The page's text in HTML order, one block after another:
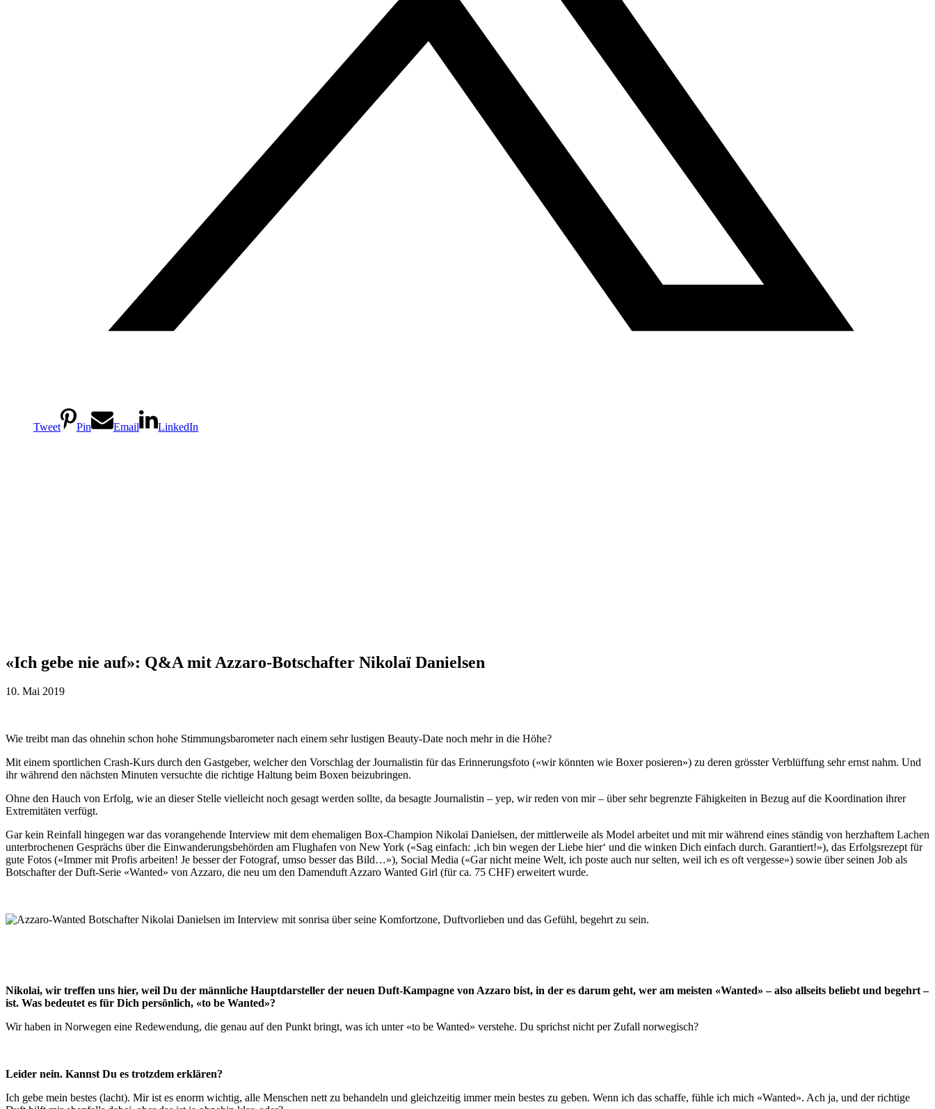
Tweet Pin Email LinkedIn
«Ich gebe nie auf»: Q&A mit Azzaro-Botschafter Nikolaï Danielsen
10. Mai 2019
Wie treibt man das ohnehin schon hohe Stimmungsbarometer nach einem sehr lustigen Beauty-Date noch mehr in die Höhe?
Mit einem sportlichen Crash-Kurs durch den Gastgeber, welcher den Vorschlag der Journalistin für das Erinnerungsfoto («wir könnten wie Boxer posieren») zu deren grösster Verblüffung sehr ernst nahm. Und
ihr während den nächsten Minuten versuchte die richtige Haltung beim Boxen beizubringen.
Ohne den Hauch von Erfolg, wie an dieser Stelle vielleicht noch gesagt werden sollte, da besagte Journalistin – yep, wir reden von mir – über sehr begrenzte Fähigkeiten in Bezug auf die Koordination ihrer
Extremitäten verfügt.
Gar kein Reinfall hingegen war das vorangehende Interview mit dem ehemaligen Box-Champion Nikolaï Danielsen, der mittlerweile als Model arbeitet und mit mir während eines ständig von herzhaftem Lachen
unterbrochenen Gesprächs über die Einwanderungsbehörden am Flughafen von New York («Sag einfach: ‚ich bin wegen der Liebe hier‘ und die winken Dich einfach durch. Garantiert!»), das Erfolgsrezept für
gute Fotos («Immer mit Profis arbeiten! Je besser der Fotograf, umso besser das Bild…»), Social Media («Gar nicht meine Welt, ich poste auch nur selten, weil ich es oft vergesse») sowie über seinen Job als
Botschafter der Duft-Serie «Wanted» von Azzaro, die neu um den Damenduft Azzaro Wanted Girl (für ca. 75 CHF) erweitert wurde.
Nikolai, wir treffen uns hier, weil Du der männliche Hauptdarsteller der neuen Duft-Kampagne von Azzaro bist, in der es darum geht, wer am meisten «Wanted» – also allseits beliebt und begehrt –
ist. Was bedeutet es für Dich persönlich, «to be Wanted»?
Wir haben in Norwegen eine Redewendung, die genau auf den Punkt bringt, was ich unter «to be Wanted» verstehe. Du sprichst nicht per Zufall norwegisch?
Leider nein. Kannst Du es trotzdem erklären?
Ich gebe mein bestes (lacht). Mir ist es enorm wichtig, alle Menschen nett zu behandeln und gleichzeitig immer mein bestes zu geben. Wenn ich das schaffe, fühle ich mich «Wanted». Ach ja, und der richtige